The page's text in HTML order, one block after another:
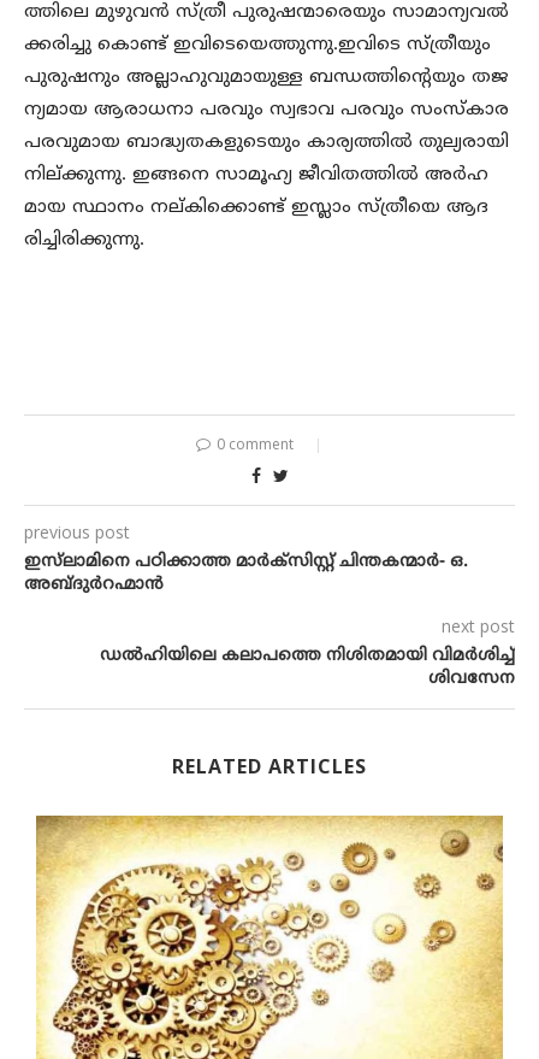
ത്തിലെ മുഴുവൻ സ്ത്രീ പുരുഷന്മാരെയും സാമാന്യവൽ
ക്കരിച്ചു കൊണ്ട് ഇവിടെയെത്തുന്നു.ഇവിടെ സ്ത്രീയും
പുരുഷനും അല്ലാഹുവുമായുള്ള ബന്ധത്തിന്റെയും തജ
ന്യമായ ആരാധനാ പരവും സ്വഭാവ പരവും സംസ്കാര
പരവുമായ ബാദ്ധ്യതകളുടെയും കാര്യത്തിൽ തുല്യരായി
നില്ക്കുന്നു. ഇങ്ങനെ സാമൂഹ്യ ജീവിതത്തിൽ അർഹ
മായ സ്ഥാനം നല്കിക്കൊണ്ട് ഇസ്ലാം സ്ത്രീയെ ആദ
രിച്ചിരിക്കുന്നു.
0 comment
previous post
ഇസ്‌ലാമിനെ പഠിക്കാത്ത മാര്‍ക്‌സിസ്റ്റ് ചിന്തകന്മാര്‍- ഒ.
അബ്ദുര്‍റഹ്മാന്‍
next post
ഡൽഹിയിലെ കലാപത്തെ നിശിതമായി വിമർശിച്ച്​
ശിവസേന
RELATED ARTICLES